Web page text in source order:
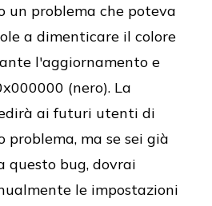
un problema che poteva
a dimenticare il colore
l'aggiornamento e
(nero). La
ai futuri utenti di
problema, ma se sei già
questo bug, dovrai
le impostazioni